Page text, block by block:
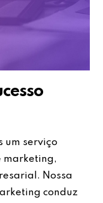
um serviço
marketing,
Nossa
conduz